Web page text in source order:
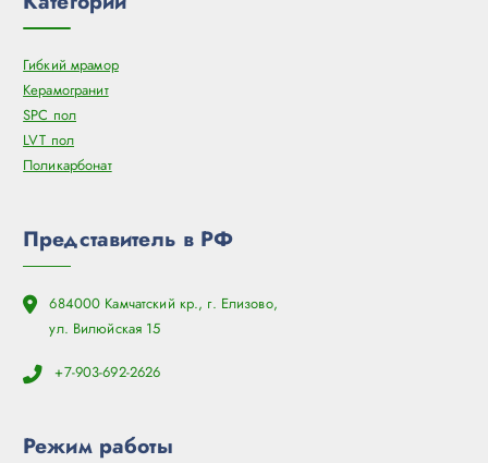
Гибкий мрамор
Керамогранит
SPC пол
LVT пол
Поликарбонат
Представитель в РФ
684000 Камчатский кр., г. Елизово,
ул. Вилюйская 15
+7-903-692-2626
Режим работы